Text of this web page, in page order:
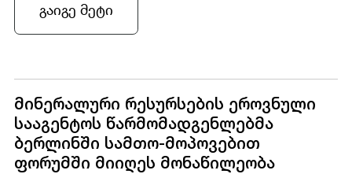
გაიგე მეტი
მინერალური რესურსების ეროვნული
სააგენტოს წარმომადგენლებმა
ბერლინში სამთო-მოპოვებით
ფორუმში მიიღეს მონაწილეობა